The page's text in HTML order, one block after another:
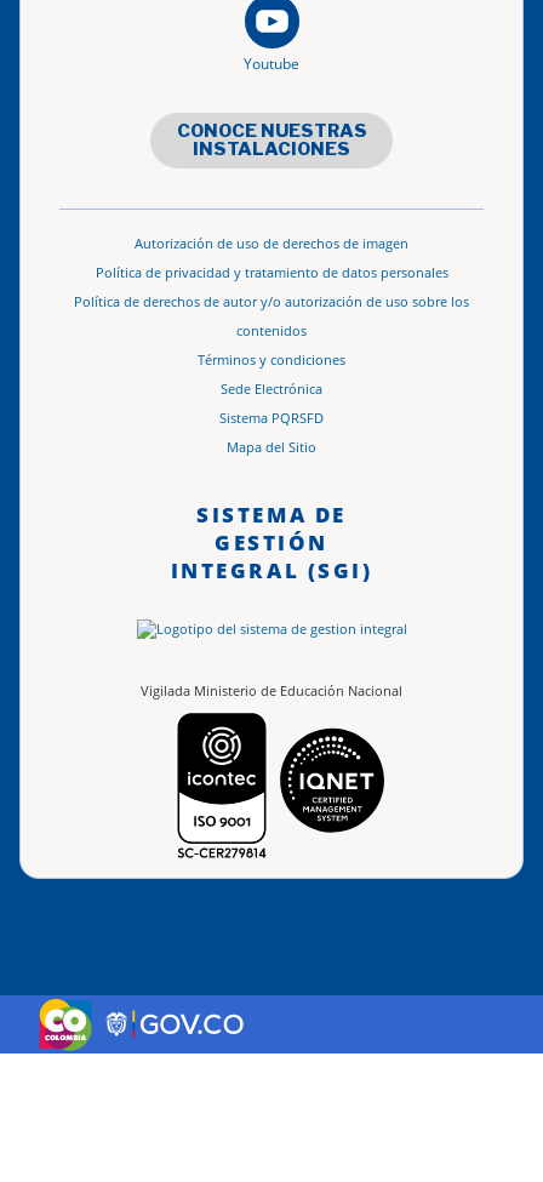
Youtube
CONOCE NUESTRAS
INSTALACIONES
Autorización de uso de derechos de imagen
Política de privacidad y tratamiento de datos personales
Política de derechos de autor y/o autorización de uso sobre los
contenidos
Términos y condiciones
Sede Electrónica
Sistema PQRSFD
Mapa del Sitio
SISTEMA DE
GESTIÓN
INTEGRAL (SGI)
Vigilada Ministerio de Educación Nacional